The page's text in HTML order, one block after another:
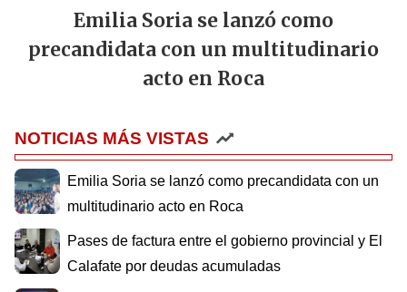
Emilia Soria se lanzó como
precandidata con un multitudinario
acto en Roca
NOTICIAS MÁS VISTAS
Emilia Soria se lanzó como precandidata con un
multitudinario acto en Roca
Pases de factura entre el gobierno provincial y El
Calafate por deudas acumuladas